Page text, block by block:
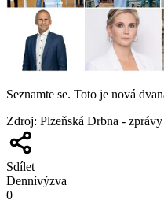
Seznamte se. Toto je nová
Zdroj: Plzeňská Drbna -
Sdílet
Dennívýzva
0